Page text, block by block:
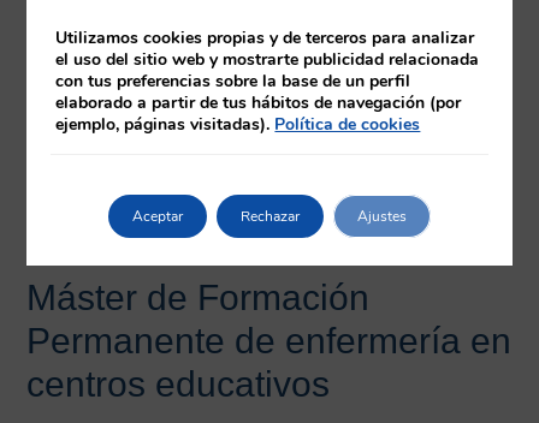
García
Profesora titular de Fnn.
Área comunitaria y
Máster de Formación
Permanente de enfermería en
centros educativos
Utilizamos cookies propias y de terceros para analizar
el uso del sitio web y mostrarte publicidad relacionada
con tus preferencias sobre la base de un perfil
elaborado a partir de tus hábitos de navegación (por
ejemplo, páginas visitadas). Política de cookies
Aceptar Rechazar Ajustes